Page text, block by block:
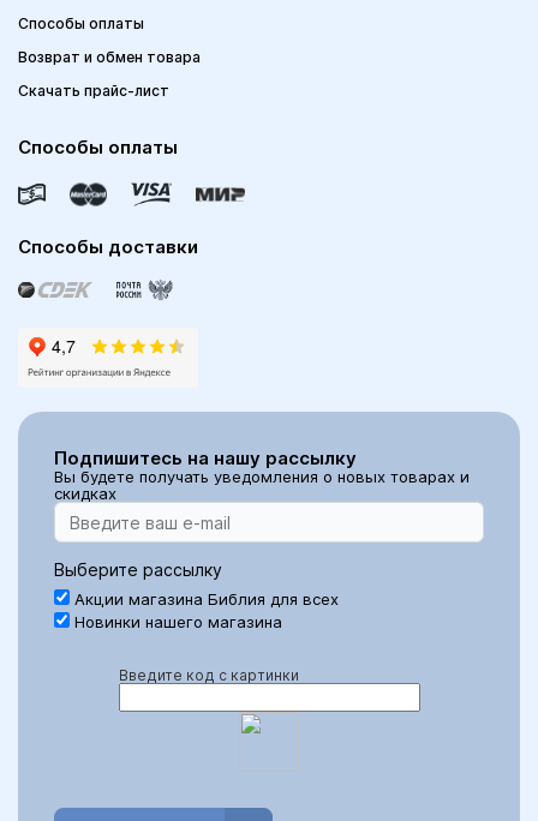
Способы оплаты
Возврат и обмен товара
Скачать прайс-лист
Способы оплаты
Способы доставки
Подпишитесь на нашу рассылку
Вы будете получать уведомления о новых товарах и
скидках
Выберите рассылку
Акции магазина Библия для всех
Новинки нашего магазина
Введите код с картинки